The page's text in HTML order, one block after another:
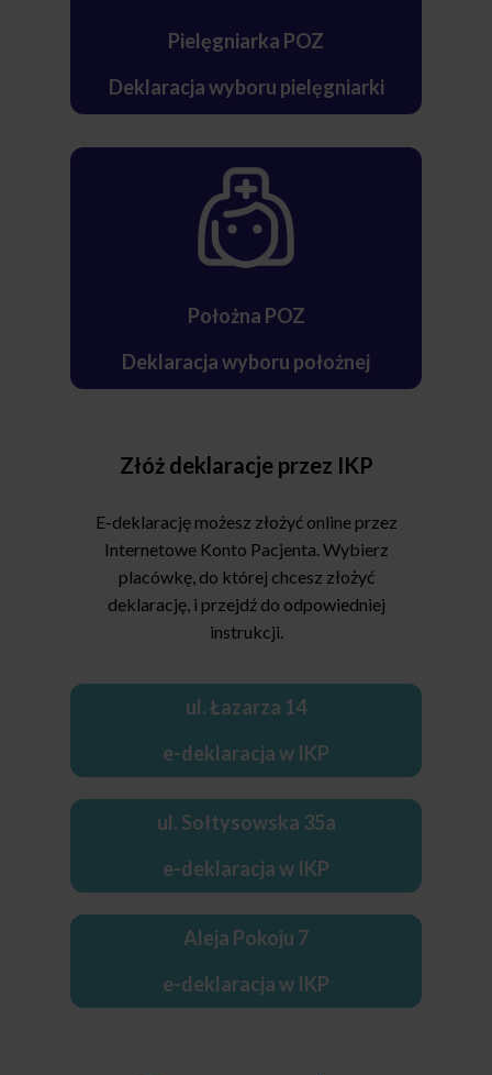
Położna POZ
Deklaracja wyboru położnej
Pielęgniarka POZ
Deklaracja wyboru pielęgniarki
Aleja Pokoju 7
e-deklaracja w IKP
ul. Sołtysowska 35a
e-deklaracja w IKP
ul. Łazarza 14
e-deklaracja w IKP
Złóż deklaracje przez IKP
E-deklarację możesz złożyć online przez
Internetowe Konto Pacjenta. Wybierz
placówkę, do której chcesz złożyć
deklarację, i przejdź do odpowiedniej
instrukcji.